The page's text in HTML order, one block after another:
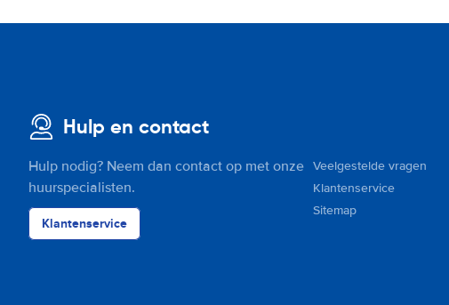
Hulp en contact
Hulp nodig? Neem dan contact op met onze
huurspecialisten.
Klantenservice
Veelgestelde vragen
Klantenservice
Sitemap